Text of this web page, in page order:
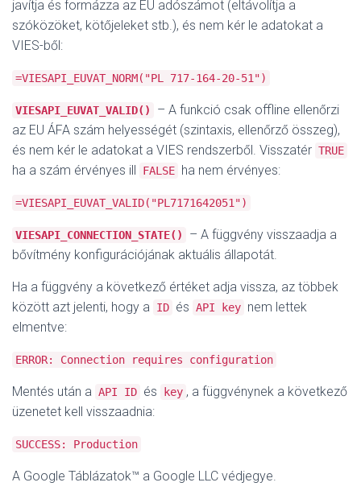
javítja és formázza az EU adószámot (eltávolítja a
szóközöket, kötőjeleket stb.), és nem kér le adatokat a
VIES-ből:
=VIESAPI_EUVAT_NORM("PL 717-164-20-51")
VIESAPI_EUVAT_VALID()
– A funkció csak offline ellenőrzi
az EU ÁFA szám helyességét (szintaxis, ellenőrző összeg),
és nem kér le adatokat a VIES rendszerből. Visszatér TRUE
ha a szám érvényes ill FALSE ha nem érvényes:
=VIESAPI_EUVAT_VALID("PL7171642051")
VIESAPI_CONNECTION_STATE()
– A függvény visszaadja a
bővítmény konfigurációjának aktuális állapotát.
Ha a függvény a következő értéket adja vissza, az többek
között azt jelenti, hogy a ID és API key nem lettek
elmentve:
ERROR: Connection requires configuration
Mentés után a API ID és key , a függvénynek a következő
üzenetet kell visszaadnia:
SUCCESS: Production
A Google Táblázatok™ a Google LLC védjegye.